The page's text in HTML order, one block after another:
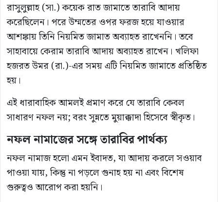
রাসুলুল্লাহ (সা.) কয়েক রাত জামাতে তারাবি আদায়
করেছিলেন। পরে উম্মতের ওপর ফরজ হয়ে যাওয়ার
আশঙ্কায় তিনি নিয়মিত জামাত অব্যাহত রাখেননি। তবে
সাহাবায়ে কেরাম তারাবি আদায় অব্যাহত রাখেন। খলিফা
হজরত উমর (রা.)-এর সময় এটি নিয়মিত জামাতে প্রতিষ্ঠিত
হয়।
এই ধারাবাহিক আমলই প্রমাণ করে যে তারাবি কেবল
সাধারণ নফল নয়; বরং সুন্নতে মুয়াক্কাদা হিসেবে স্বীকৃত।
নফল নামাজের সঙ্গে তারাবির পার্থক্য
নফল নামাজ হলো এমন ইবাদত, যা আদায় করলে সওয়াব
পাওয়া যায়, কিন্তু না পড়লে গুনাহ হয় না এবং বিশেষ
গুরুত্বও আরোপ করা হয়নি।